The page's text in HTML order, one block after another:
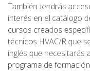
También tendrás
interés en el catálogo
cursos creados
técnicos HVAC/R que
inglés que necesitarás
programa de